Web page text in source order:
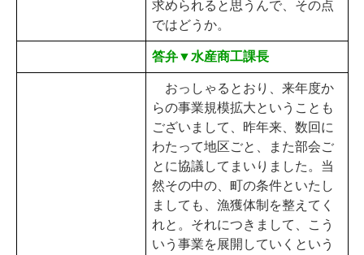
求められると思うんで、その点
ではどうか。
答弁▼水産商工課長
おっしゃるとおり、来年度か
らの事業規模拡大ということも
ございまして、昨年来、数回に
わたって地区ごと、また部会ご
とに協議してまいりました。当
然その中の、町の条件といたし
ましても、漁獲体制を整えてく
れと。それにつきまして、こう
いう事業を展開していくという